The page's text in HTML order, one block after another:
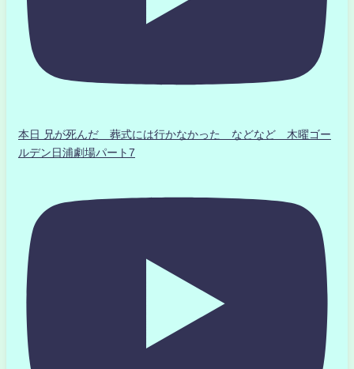
本日 兄が死んだ 葬式には行かなかった などなど 木曜ゴー
ルデン日浦劇場パート7